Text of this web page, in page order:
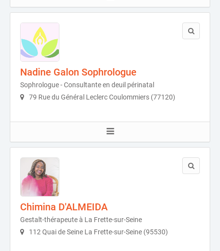
Nadine Galon Sophrologue
Sophrologue - Consultante en deuil périnatal
79 Rue du Général Leclerc Coulommiers (77120)
Chimina D'ALMEIDA
Gestalt-thérapeute à La Frette-sur-Seine
112 Quai de Seine La Frette-sur-Seine (95530)